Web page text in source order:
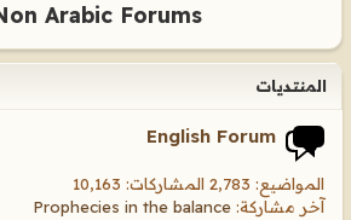
Arabic Forums
المنتديات
English Forum
المواضيع: 2,783 المشاركات: 10,163
آخر مشاركة: Prophecies in the balance